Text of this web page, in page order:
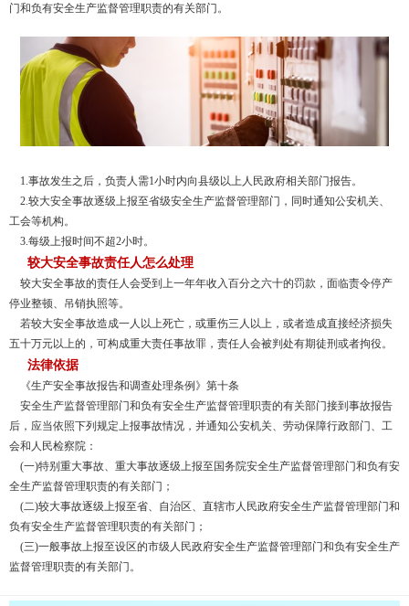
门和负有安全生产监督管理职责的有关部门。
1.事故发生之后，负责人需1小时内向县级以上人民政府相关部门报告。
2.较大安全事故逐级上报至省级安全生产监督管理部门，同时通知公安机关、
工会等机构。
3.每级上报时间不超2小时。
较大安全事故责任人怎么处理
较大安全事故的责任人会受到上一年年收入百分之六十的罚款，面临责令停产
停业整顿、吊销执照等。
若较大安全事故造成一人以上死亡，或重伤三人以上，或者造成直接经济损失
五十万元以上的，可构成重大责任事故罪，责任人会被判处有期徒刑或者拘役。
法律依据
《生产安全事故报告和调查处理条例》第十条
安全生产监督管理部门和负有安全生产监督管理职责的有关部门接到事故报告
后，应当依照下列规定上报事故情况，并通知公安机关、劳动保障行政部门、工
会和人民检察院：
(一)特别重大事故、重大事故逐级上报至国务院安全生产监督管理部门和负有安
全生产监督管理职责的有关部门；
(二)较大事故逐级上报至省、自治区、直辖市人民政府安全生产监督管理部门和
负有安全生产监督管理职责的有关部门；
(三)一般事故上报至设区的市级人民政府安全生产监督管理部门和负有安全生产
监督管理职责的有关部门。